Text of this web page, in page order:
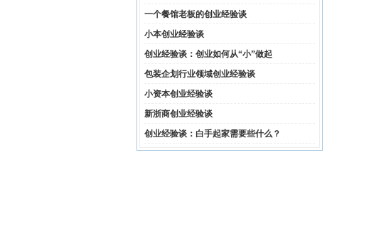
一个餐馆老板的创业经验谈
小本创业经验谈
创业经验谈：创业如何从“小”做起
包装企划行业领域创业经验谈
小资本创业经验谈
新浙商创业经验谈
创业经验谈：白手起家需要些什么？